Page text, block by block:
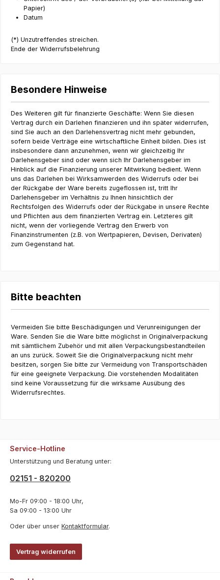
Papier)
Datum
(*) Unzutreffendes streichen.
Ende der Widerrufsbelehrung
Besondere Hinweise
Des Weiteren gilt für finanzierte Geschäfte: Wenn Sie diesen
Vertrag durch ein Darlehen finanzieren und ihn später widerrufen,
sind Sie auch an den Darlehensvertrag nicht mehr gebunden,
sofern beide Verträge eine wirtschaftliche Einheit bilden. Dies ist
insbesondere dann anzunehmen, wenn wir gleichzeitig Ihr
Darlehensgeber sind oder wenn sich Ihr Darlehensgeber im
Hinblick auf die Finanzierung unserer Mitwirkung bedient. Wenn
uns das Darlehen bei Wirksamwerden des Widerrufs oder bei
der Rückgabe der Ware bereits zugeflossen ist, tritt Ihr
Darlehensgeber im Verhältnis zu Ihnen hinsichtlich der
Rechtsfolgen des Widerrufs oder der Rückgabe in unsere Rechte
und Pflichten aus dem finanzierten Vertrag ein. Letzteres gilt
nicht, wenn der vorliegende Vertrag den Erwerb von
Finanzinstrumenten (z.B. von Wertpapieren, Devisen, Derivaten)
zum Gegenstand hat.
Bitte beachten
Vermeiden Sie bitte Beschädigungen und Verunreinigungen der
Ware. Senden Sie die Ware bitte möglichst in Originalverpackung
mit sämtlichem Zubehör und mit allen Verpackungsbestandteilen
an uns zurück. Soweit Sie die Originalverpackung nicht mehr
besitzen, sorgen Sie bitte zur Vermeidung von Transportschäden
für eine geeignete Verpackung. Die vorstehenden Modalitäten
sind keine Voraussetzung für die wirksame Ausübung des
Widerrufsrechtes.
Service-Hotline
Unterstützung und Beratung unter:
02151 - 820200
Mo-Fr 09:00 - 18:00 Uhr,
Sa 09:00 - 13:00 Uhr
Oder über unser Kontaktformular.
Vertrag widerrufen